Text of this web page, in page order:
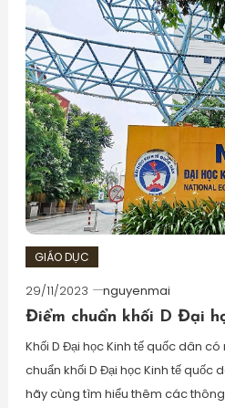
GIÁO DỤC
29/11/2023
nguyenmai
Điểm chuẩn khối D Đại
Khối D Đại học Kinh tế quốc dân
chuẩn khối D Đại học Kinh tế quốc
hãy cùng tìm hiểu thêm các